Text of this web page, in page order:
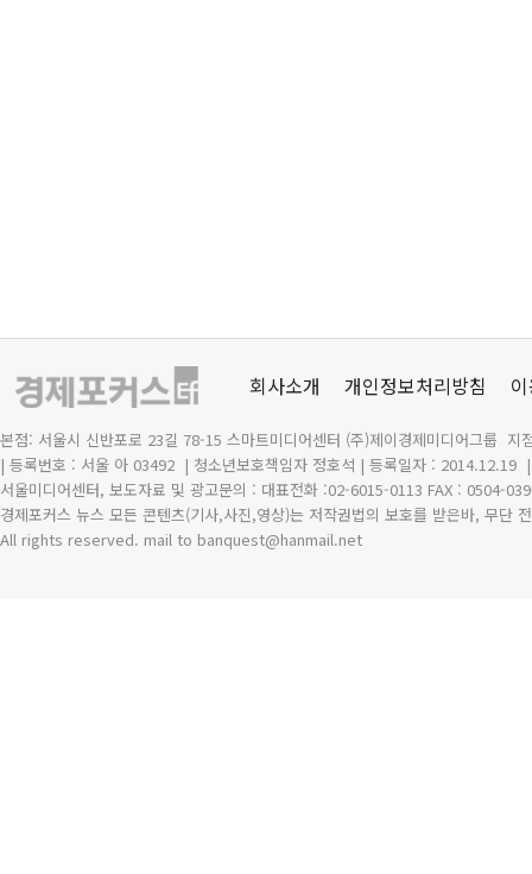
회사소개 개인정보처리방침
본점: 서울시 신반포로 23길 78-15 스마트미디어센터 (주)제이경제미디어그룹 지
| 등록번호 : 서울 아 03492 | 청소년보호책임자 정호석 | 등록일자 : 2014.12.19
서울미디어센터, 보도자료 및 광고문의 : 대표전화 :02-6015-0113 FAX : 0504-
경제포커스 뉴스 모든 콘텐츠(기사,사진,영상)는 저작권법의 보호를 받은바, 무단
All rights reserved. mail to banquest@hanmail.net